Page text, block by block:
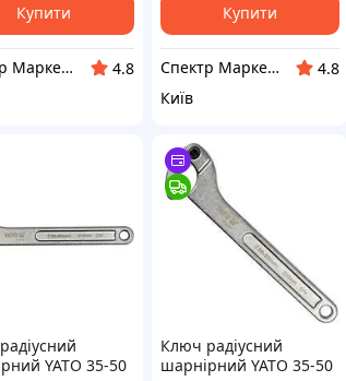
Купити
Спектр Маркет - професійне обладнання та інструмент
4.8
Купити
Спектр Маркет - професійне обладнання та інструмент
4.8
Київ
YATO 35-50
Ключ радіусний
шарнірний YATO 35-50